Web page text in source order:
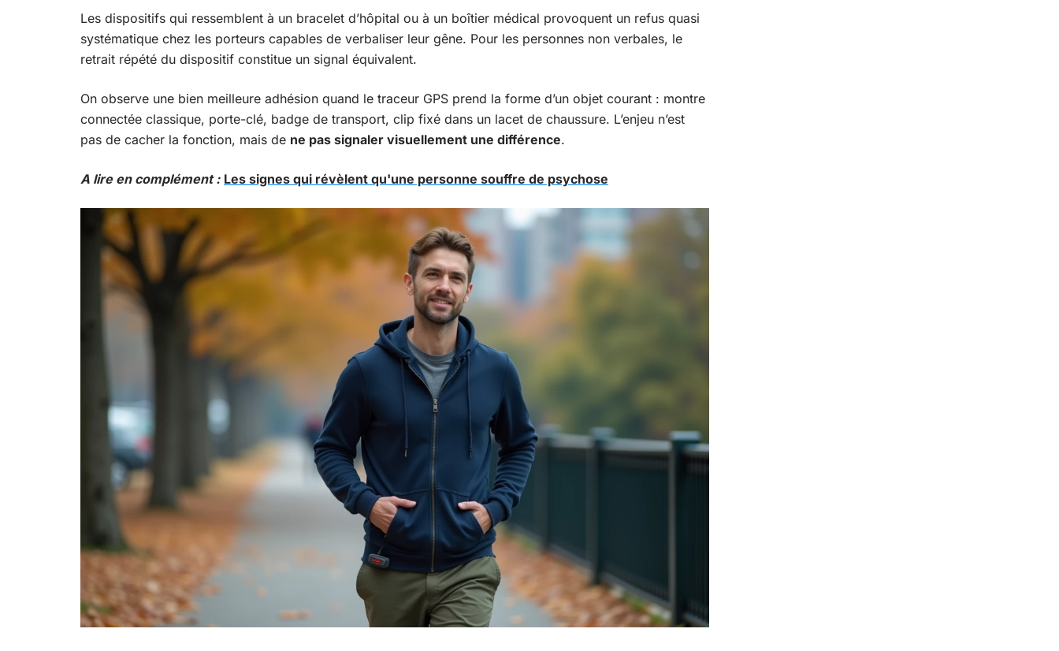
Les dispositifs qui ressemblent à un bracelet d’hôpital ou à un boîtier médical provoquent un refus quasi
systématique chez les porteurs capables de verbaliser leur gêne. Pour les personnes non verbales, le
retrait répété du dispositif constitue un signal équivalent.
On observe une bien meilleure adhésion quand le traceur GPS prend la forme d’un objet courant : montre
connectée classique, porte-clé, badge de transport, clip fixé dans un lacet de chaussure. L’enjeu n’est
pas de cacher la fonction, mais de ne pas signaler visuellement une différence.
A lire en complément : Les signes qui révèlent qu'une personne souffre de psychose